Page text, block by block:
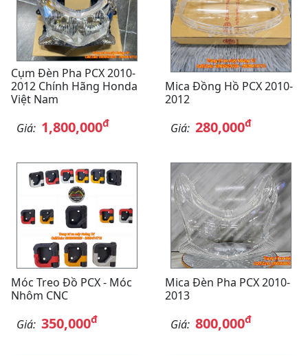
Cụm Đèn Pha PCX 2010-
2012 Chính Hãng Honda
Việt Nam
Giá: 1,800,000đ
Mica Đồng Hồ PCX 2010-
2012
Giá: 280,000đ
Móc Treo Đồ PCX - Móc
Nhôm CNC
Giá: 350,000đ
Mica Đèn Pha PCX 2010-
2013
Giá: 800,000đ